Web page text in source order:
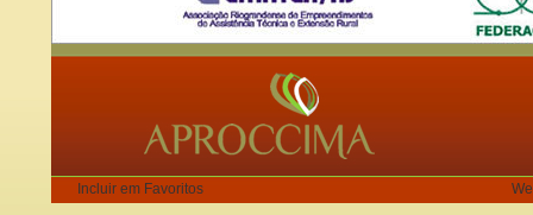
Incluir em Favoritos